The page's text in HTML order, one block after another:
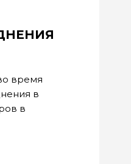
время
в
в